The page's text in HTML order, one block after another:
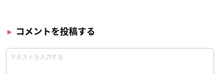
コメントを投稿する